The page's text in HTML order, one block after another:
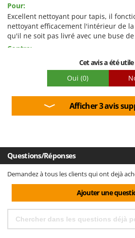
Qualité / Prix
Facilité de montage
Pour:
Excellent nettoyant pour tapis, il
nettoyant efficacement l'intérieur de
qu'il ne soit pas livré avec une buse
Contre:
À mon avis, le plastique sous-jacent
Cet avis a été utile
Oui (0)
Afficher 3 avis
Questions/Réponses
Demandez à tous les clients qui ont dejà
Ajouter une